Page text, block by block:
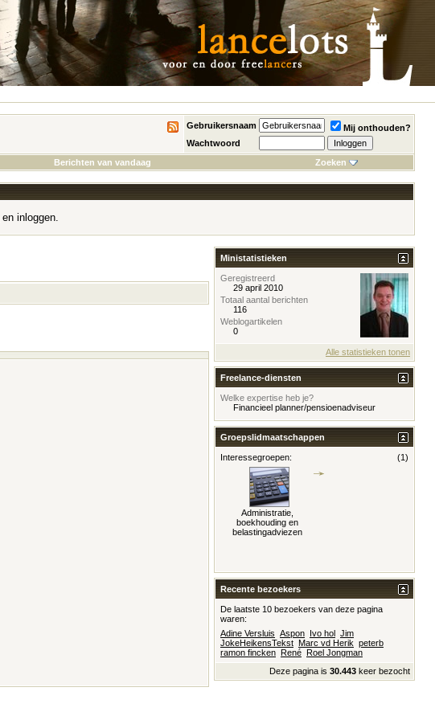
Gebruikersnaam
Mij onthouden?
Wachtwoord
Berichten van vandaag Zoeken
en inloggen.
Ministatistieken
Geregistreerd
29 april 2010
Totaal aantal berichten
116
Weblogartikelen
0
Alle statistieken tonen
Freelance-diensten
Welke expertise heb je?
Financieel planner/pensioenadviseur
Groepslidmaatschappen
(1)
Interessegroepen:
Administratie,
boekhouding en
belastingadviezen
Recente bezoekers
De laatste 10 bezoekers van deze pagina
waren:
Adine Versluis Aspon Ivo hol Jim
JokeHeikensTekst Marc vd Herik peterb
ramon fincken René Roel Jongman
Deze pagina is 30.443 keer bezocht